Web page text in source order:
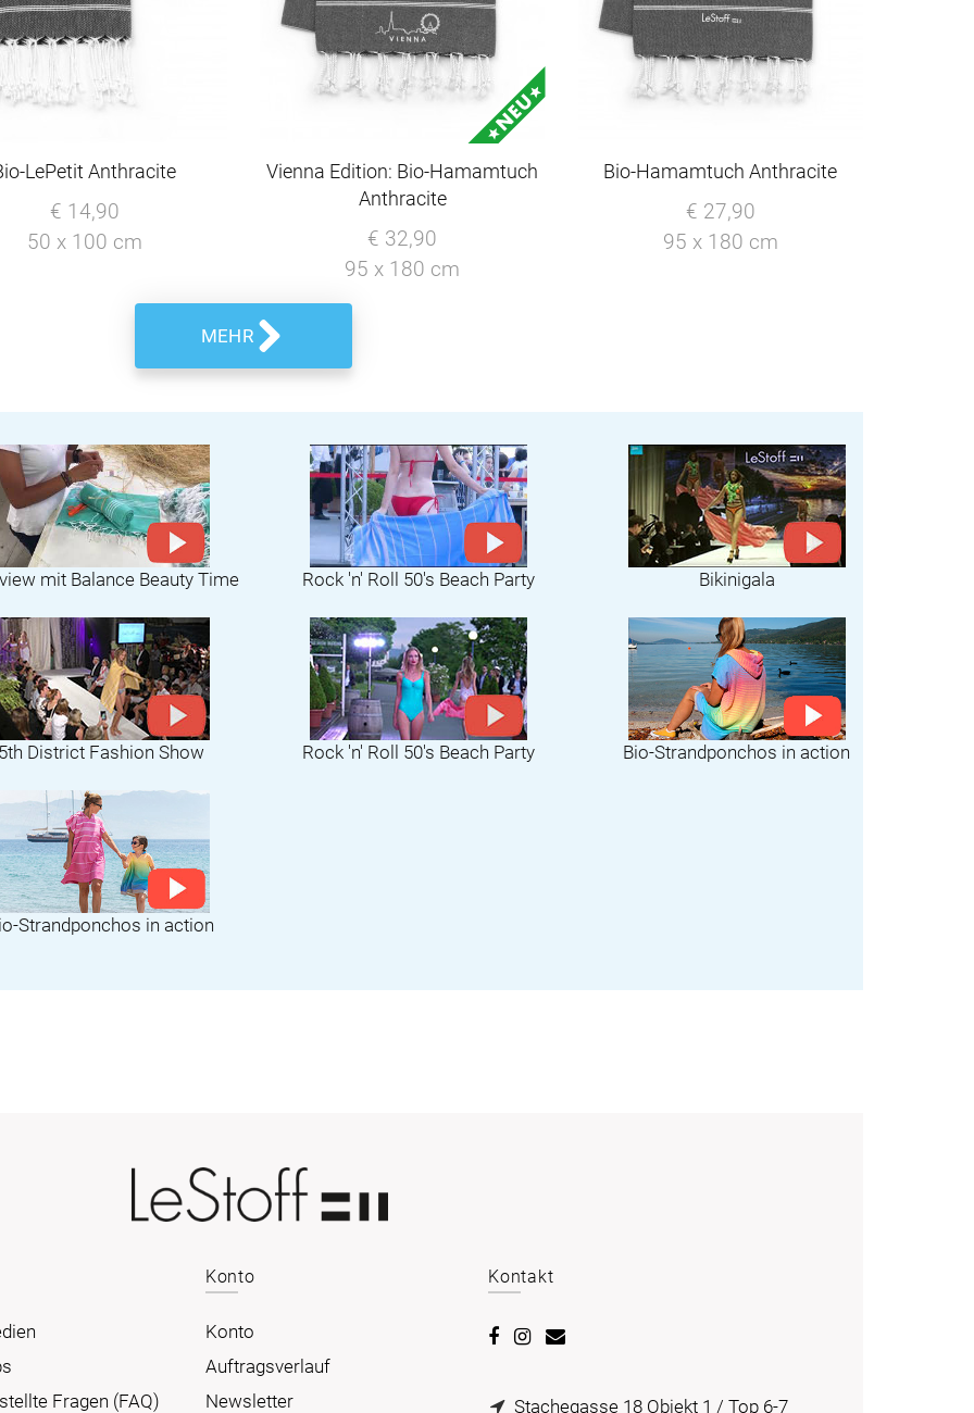
LePetit Anthracite
€ 14,90
50 x 100 cm
Vienna Edition: Bio-Hamamtuch
Anthracite
€ 32,90
95 x 180 cm
Bio-Hamamtuch Anthracite
€ 27,90
95 x 180 cm
MEHR
mit Balance Beauty Time Rock 'n' Roll 50's Beach Party Bikinigala
5th District Fashion Show Rock 'n' Roll 50's Beach Party Bio-Strandponchos in action
Strandponchos in action
Fragen (FAQ)
Konto
Konto
Auftragsverlauf
Newsletter
Kontakt
Stachegasse 18 Objekt 1 / Top 6-7